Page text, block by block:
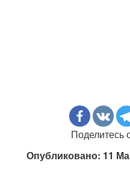
Поделитесь
Опубликовано: 11